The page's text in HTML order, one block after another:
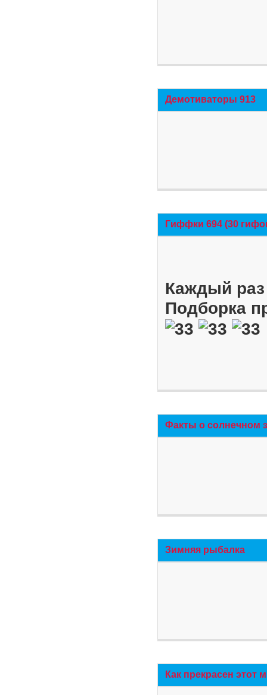
Демотиваторы 913
Гиффки 694 (30
Каждый
Подборка
Факты о солнечном
Зимняя рыбалка
Как прекрасен этот